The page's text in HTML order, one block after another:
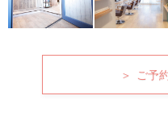
＞ ご予